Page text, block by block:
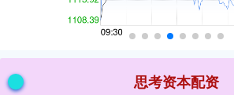
思考资本配资